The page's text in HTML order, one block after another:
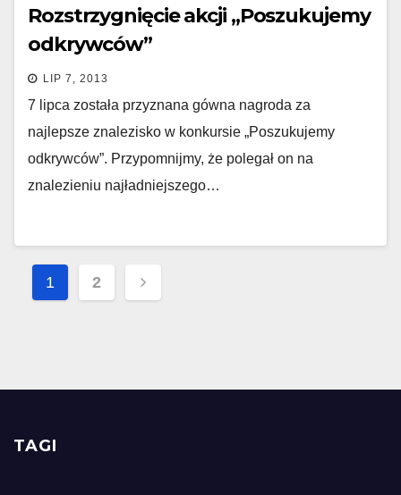
Rozstrzygnięcie akcji „Poszukujemy
odkrywców”
LIP 7, 2013
7 lipca została przyznana gówna nagroda za
najlepsze znalezisko w konkursie „Poszukujemy
odkrywców”. Przypomnijmy, że polegał on na
znalezieniu najładniejszego…
Stronicowanie
1 2
TAGI